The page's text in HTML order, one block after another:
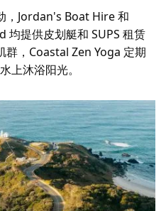
，Jordan's Boat Hire 和
提供皮划艇和 SUPS 租赁
群，Coastal Zen Yoga 定期
上沐浴阳光。